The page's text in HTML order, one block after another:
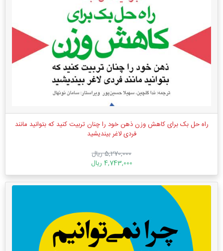
راه حل بک برای کاهش وزن ذهن خود را چنان تربیت کنید که بتوانید مانند
فردی لاغر بیندیشید
5,270,000 ریال
4,743,000 ریال